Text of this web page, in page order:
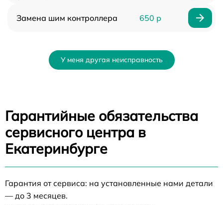
Замена шим контроллера 650 р
У меня другая неисправность
Гарантийные обязательства
сервисного центра в
Екатеринбурге
Гарантия от сервиса: на установленные нами детали
— до 3 месяцев.